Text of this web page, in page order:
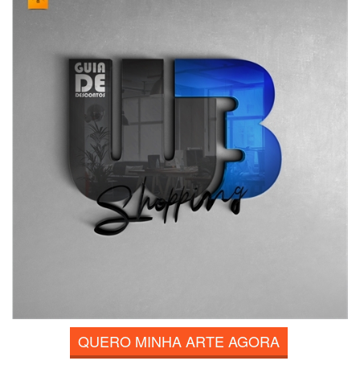
QUERO MINHA ARTE AGORA